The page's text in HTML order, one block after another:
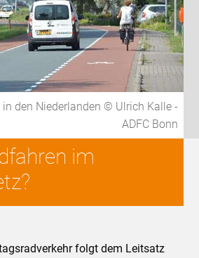
den Niederlanden © Ulrich Kalle -
ADFC Bonn
im
folgt dem Leitsatz